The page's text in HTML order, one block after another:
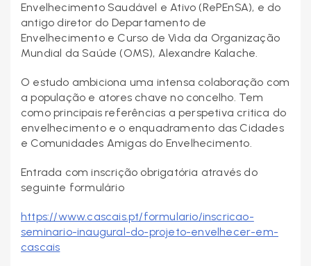
Envelhecimento Saudável e Ativo (RePEnSA), e do
antigo diretor do Departamento de
Envelhecimento e Curso de Vida da Organização
Mundial da Saúde (OMS), Alexandre Kalache.
O estudo ambiciona uma intensa colaboração com
a população e atores chave no concelho. Tem
como principais referências a perspetiva critica do
envelhecimento e o enquadramento das Cidades
e Comunidades Amigas do Envelhecimento.
Entrada com inscrição obrigatória através do
seguinte formulário
https://www.cascais.pt/formulario/inscricao-
seminario-inaugural-do-projeto-envelhecer-em-
cascais